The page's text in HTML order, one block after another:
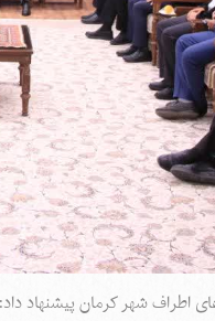
اطراف شهر کرمان پیشنهاد داد: